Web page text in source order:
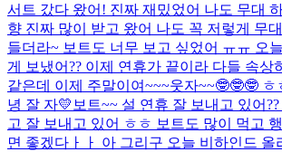
서트 갔다 왔어! 진짜 재밌었어 나도 무대
향 진짜 많이 받고 왔어 나도 꼭 저렇게 무
들더라~ 보트도 너무 보고 싶었어 ㅠㅠ 오
게 보냈어?? 이제 연휴가 끝이라 다들 속상
같은데 이제 주말이여~~~웃자~~🤓🤓🤓 ㅎ
녕 잘 자💛 보트~~ 설 연휴 잘 보내고 있어
고 잘 보내고 있어 ㅎㅎ 보트도 많이 먹고
면 좋겠다ㅏㅏ 아 그리구 오늘 비하인드 올